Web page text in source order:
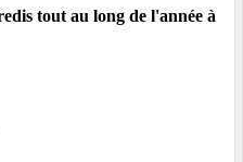
tout au long de l'année à